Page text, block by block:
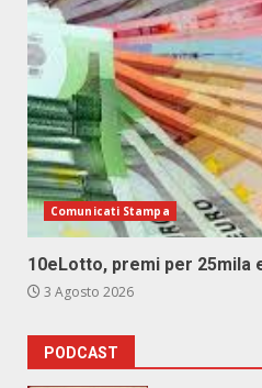
Comunicati Stampa
10eLotto, premi per 25mila
3 Agosto 2026
PODCAST